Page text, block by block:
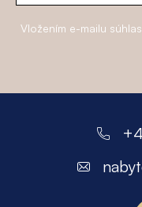
Vložením e-mailu